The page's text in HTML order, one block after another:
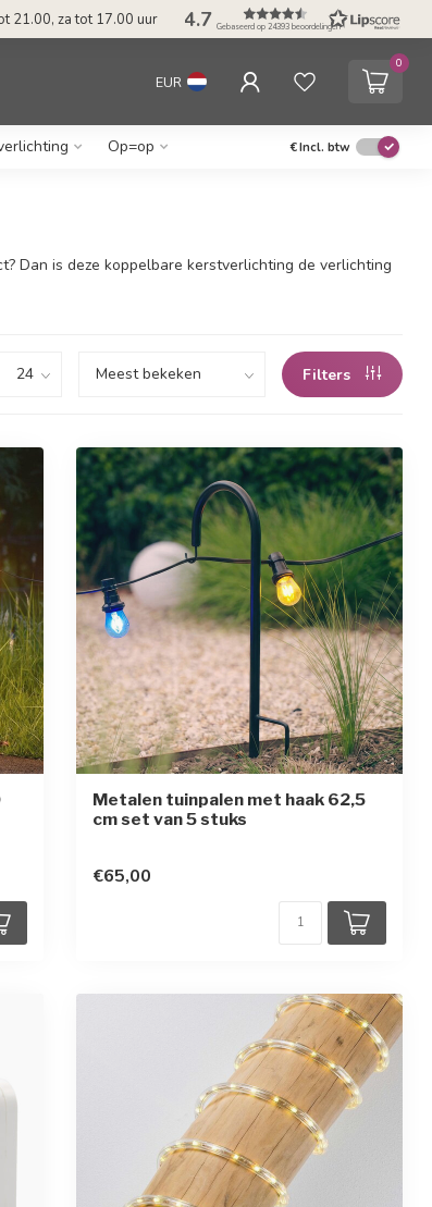
21.00, za tot 17.00 uur 4.7 Gebaseerd op 24393 beoordelingen
EUR
0
Op=op €Incl. btw
Dan is deze koppelbare kerstverlichting de verlichting
Filters
Metalen tuinpalen met haak 62,5
cm set van 5 stuks
€65,00